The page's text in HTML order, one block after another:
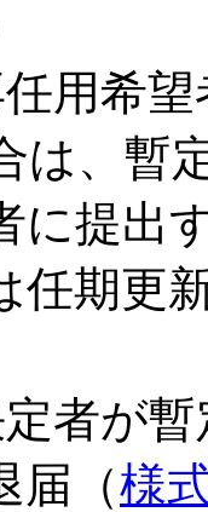
用希望
は、暫
に提出
任期更
者が暫
届（様